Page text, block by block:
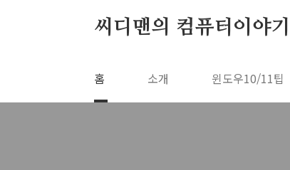
씨디맨의 컴퓨터이야기
홈 소개 윈도우10/11팁